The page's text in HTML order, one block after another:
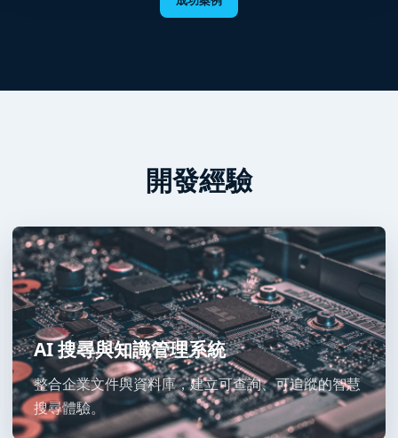
開發經驗
AI 搜尋與知識管理系統
整合企業文件與資料庫，建立可查詢、可追蹤的智慧
搜尋體驗。